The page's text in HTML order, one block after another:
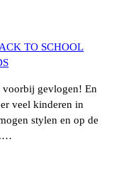
TO SCHOOL
voorbij gevlogen! En
veel kinderen in
stylen en op de